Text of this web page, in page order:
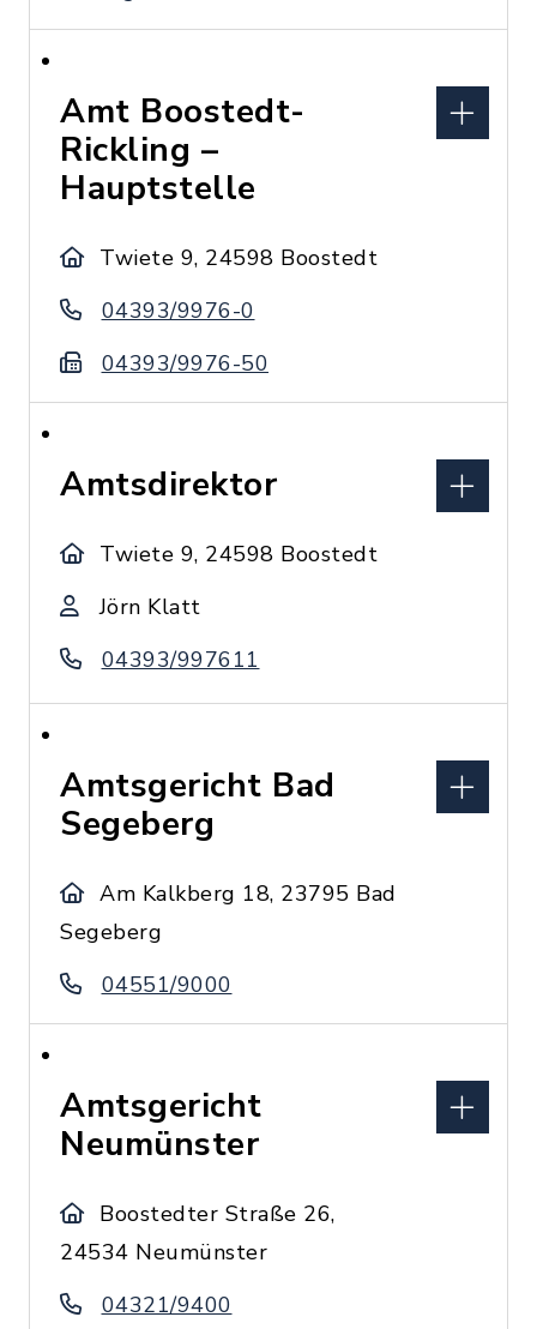
Amt Boostedt-
Rickling –
Hauptstelle
Twiete 9, 24598 Boostedt
04393/9976-0
04393/9976-50
Amtsdirektor
Twiete 9, 24598 Boostedt
Jörn Klatt
04393/997611
Amtsgericht Bad
Segeberg
Am Kalkberg 18, 23795 Bad
Segeberg
04551/9000
Amtsgericht
Neumünster
Boostedter Straße 26,
24534 Neumünster
04321/9400